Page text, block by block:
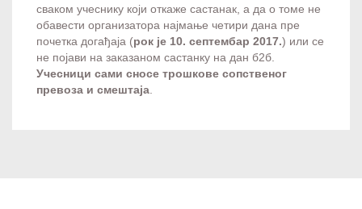
сваком учеснику који откаже састанак, а да о томе не
обавести организатора најмање четири дана пре
почетка догађаја (рок је 10. септембар 2017.) или се
не појави на заказаном састанку на дан б2б.
Учесници сами сносе трошкове сопственог
превоза и смештаја